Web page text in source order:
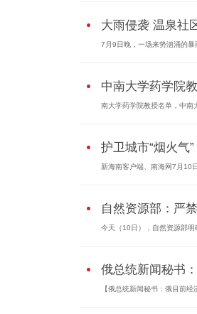
大雨侵袭 温泉社
7月9日晚，一场来势汹涌的
中南大学药学院
南大学药学院教授名单，中南
护卫城市“烟火气
新海南客户端、南海网7月10
自然资源部：严
今天（10日），自然资源部
俄总统新闻秘书
【俄总统新闻秘书：俄目前